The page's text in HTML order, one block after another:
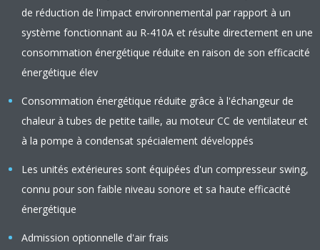
de réduction de l'impact environnemental par rapport à un
système fonctionnant au R-410A et résulte directement en une
consommation énergétique réduite en raison de son efficacité
énergétique élev
Consommation énergétique réduite grâce à l'échangeur de
chaleur à tubes de petite taille, au moteur CC de ventilateur et
à la pompe à condensat spécialement développés
Les unités extérieures sont équipées d'un compresseur swing,
connu pour son faible niveau sonore et sa haute efficacité
énergétique
Admission optionnelle d'air frais